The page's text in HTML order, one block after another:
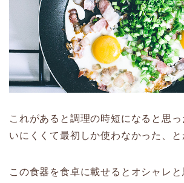
これがあると調理の時短になると思
いにくくて最初しか使わなかった、と
この食器を食卓に載せるとオシャレ